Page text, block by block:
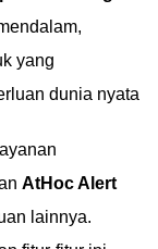
yang
dunia nyata
AtHoc Alert
lainnya.